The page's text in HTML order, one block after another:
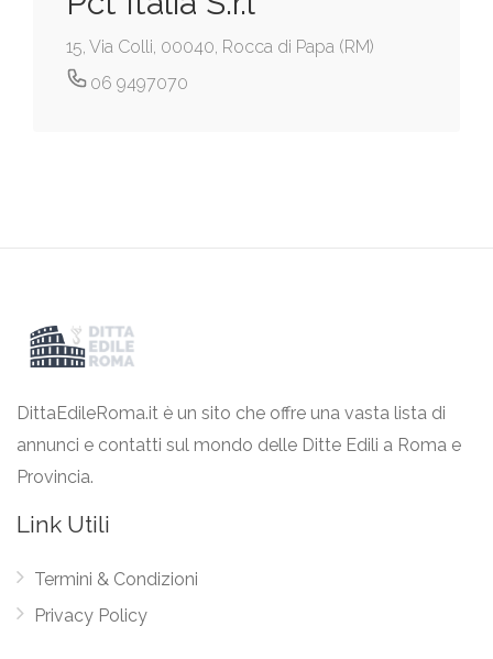
15, Via Colli, 00040, Rocca di Papa (RM)
06 9497070
DittaEdileRoma.it è un sito che offre una vasta lista di
annunci e contatti sul mondo delle Ditte Edili a Roma e
Provincia.
Link Utili
Termini & Condizioni
Privacy Policy